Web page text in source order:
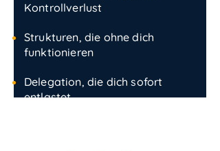
Kontrollverlust
Strukturen, die ohne dich
funktionieren
Delegation, die dich sofort
entlastet